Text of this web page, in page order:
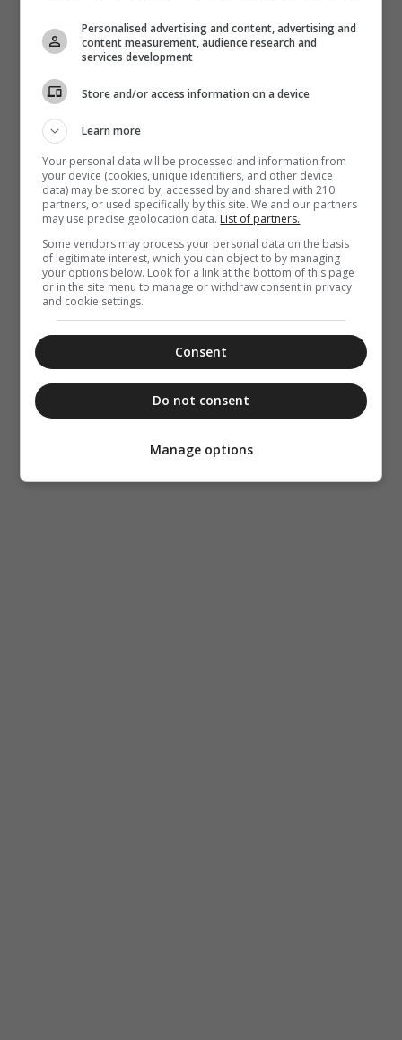
Personalised advertising and content, advertising and
content measurement, audience research and
services development
Store and/or access information on a device
Learn more
Your personal data will be processed and information from
your device (cookies, unique identifiers, and other device
data) may be stored by, accessed by and shared with 210
partners, or used specifically by this site. We and our partners
may use precise geolocation data. List of partners.
Some vendors may process your personal data on the basis
of legitimate interest, which you can object to by managing
your options below. Look for a link at the bottom of this page
or in the site menu to manage or withdraw consent in privacy
and cookie settings.
Consent
Do not consent
Manage options